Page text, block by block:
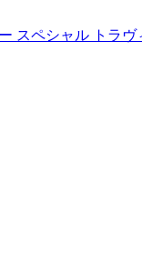
スペシャル トラ